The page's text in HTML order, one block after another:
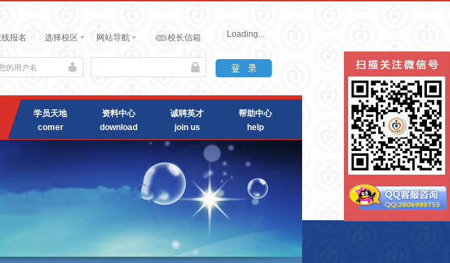
报名 选择校区 网站导航 校长信箱 Loading...
学员天地
comer
资料中心
download
诚聘英才
join us
帮助中心
help